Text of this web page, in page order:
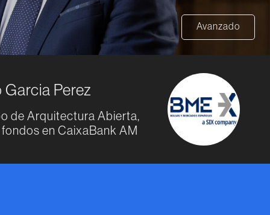
Avanzado
Perez
de Arquitectura Abierta,
en CaixaBank AM
original era: 50€.
actual es: 45€.